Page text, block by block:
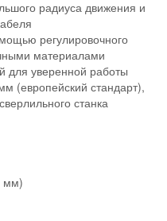
радиуса движения и
регулировочного
материалами
для уверенной работы
(европейский стандарт),
станка
мм)